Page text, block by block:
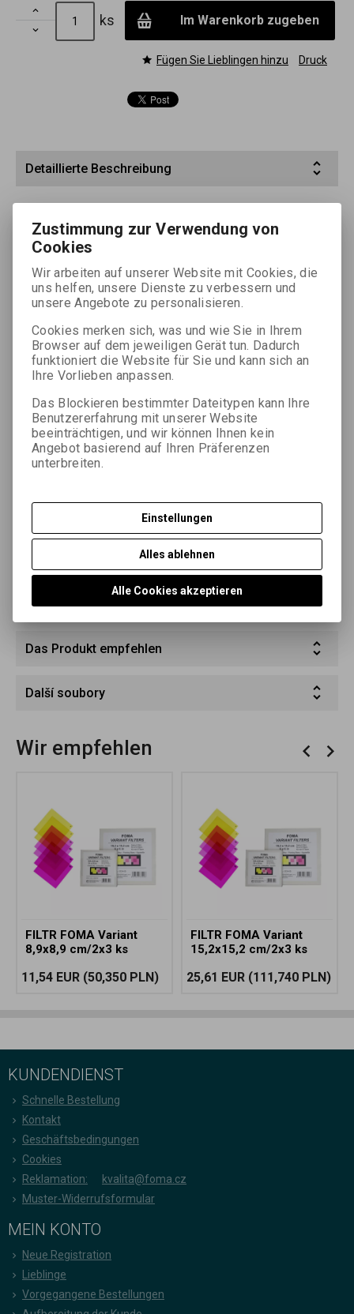


ks Im Warenkorb zugeben
Fügen Sie Lieblingen hinzu Druck
Detaillierte Beschreibung
Vergrößerungspapier mit variabler Abstufung. Es besteht aus
einem beidseitig mit Polyethylen (RC) kaschierten
Farbfiltern in einem breiten Spektrum von extraweich bis
ultrahart. Das Papier eignet sich für Amateur-, Berufs- und
künstlerische Fotografie sowie für weitere Anwendungen.
FOMASPEEED VARIANT zeichnet sich durch eine sehr feine
Halbtonskala in allen Abstufungen, einen strahlend weißen
Grundton und eine satte Schwarzwiedergabe aus. Es wird mit
einer Chlorbromid-Silberemulsion hergestellt, die dem
verleiht. Die Emulsionsschicht enthält Entwickler, die eine
schnelle maschinelle Verarbeitung ermöglichen und die
Entwicklungszeit bei manueller Verarbeitung auf 60–90
Sekunden bei 20 °C verkürzen. Dank des RC-Trägers und der
deutlich reduziert, und der Verbrauch von
Entwicklungsbädern und Wasser wird gesenkt.
Abfrage nach dem Produkt
Das Produkt empfehlen
Další soubory
Wir empfehlen
FILTR FOMA Variant
8,9x8,9 cm/2x3 ks
11,54 EUR (50,350 PLN)
FILTR FOMA Variant
15,2x15,2 cm/2x3 ks
25,61 EUR (111,740 PLN)
KUNDENDIENST
Schnelle Bestellung
Kontakt
Geschäftsbedingungen
Cookies
Reklamation:
kvalita@foma.cz
Muster-Widerrufsformular
MEIN KONTO
Neue Registration
Lieblinge
Vorgegangene Bestellungen
Zustimmung zur Verwendung von
Cookies
Wir arbeiten auf unserer Website mit Cookies, die
uns helfen, unsere Dienste zu verbessern und
unsere Angebote zu personalisieren.
Cookies merken sich, was und wie Sie in Ihrem
Browser auf dem jeweiligen Gerät tun. Dadurch
funktioniert die Website für Sie und kann sich an
Ihre Vorlieben anpassen.
Das Blockieren bestimmter Dateitypen kann Ihre
Benutzererfahrung mit unserer Website
beeinträchtigen, und wir können Ihnen kein
Angebot basierend auf Ihren Präferenzen
unterbreiten.
Einstellungen
Alles ablehnen
Alle Cookies akzeptieren